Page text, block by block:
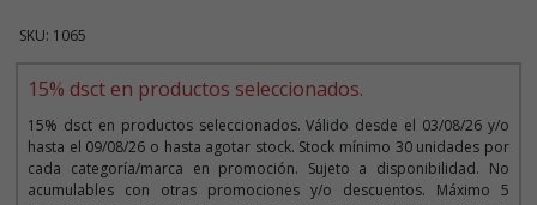
SKU: 1065
15% dsct en productos seleccionados.
15% dsct en productos seleccionados. Válido desde el 03/08/26 y/o
hasta el 09/08/26 o hasta agotar stock. Stock mínimo 30 unidades por
cada categoría/marca en promoción. Sujeto a disponibilidad. No
acumulables con otras promociones y/o descuentos. Máximo 5